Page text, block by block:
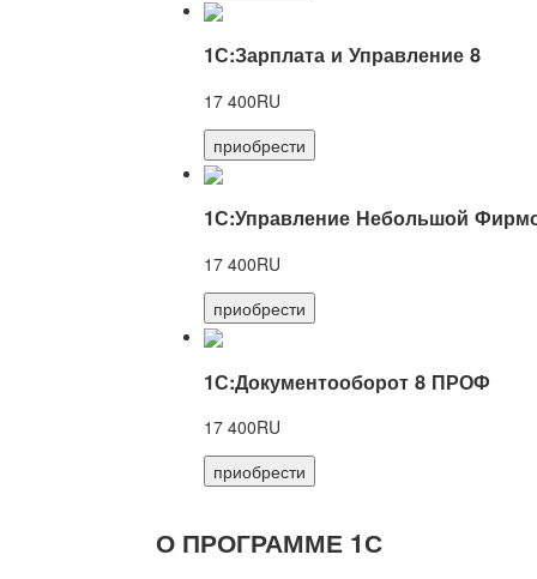
1С:Зарплата и Управление 8
17 400RU
приобрести
1С:Управление Небольшой
17 400RU
приобрести
1С:Документооборот 8 ПРОФ
17 400RU
приобрести
О ПРОГРАММЕ 1С